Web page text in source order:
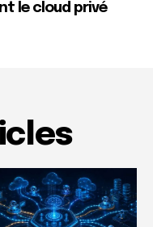
le cloud privé